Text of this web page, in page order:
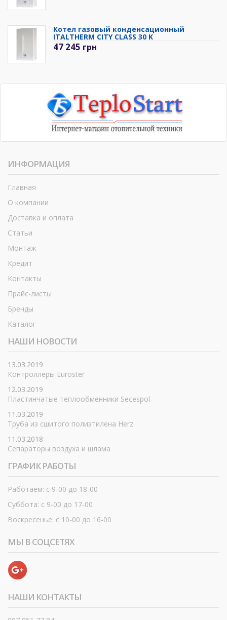
Котел газовый конденсационный
ITALTHERM CITY CLASS 30 K
47 245 грн
ИНФОРМАЦИЯ
Главная
О компании
Доставка и оплата
Статьи
Монтаж
Кредит
Контакты
Прайс-листы
Бренды
Каталог
НАШИ НОВОСТИ
13.03.2019
Контроллеры Euroster
12.03.2019
Пластинчатые теплообменники Secespol
11.03.2019
Труба из сшитого полиэтилена Herz
11.03.2018
Сепараторы воздуха и шлама
ГРАФИК РАБОТЫ
Работаем: с 9-00 до 18-00
Суббота: с 9-00 до 17-00
Воскресенье: с 10-00 до 16-00
МЫ В СОЦСЕТЯХ
НАШИ КОНТАКТЫ